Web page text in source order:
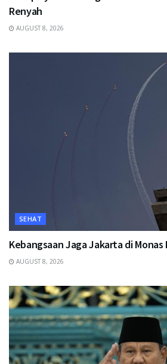
Renyah
AUGUST 8, 2026
SEHAT
Kebangsaan Jaga Jakarta di Monas
AUGUST 8, 2026